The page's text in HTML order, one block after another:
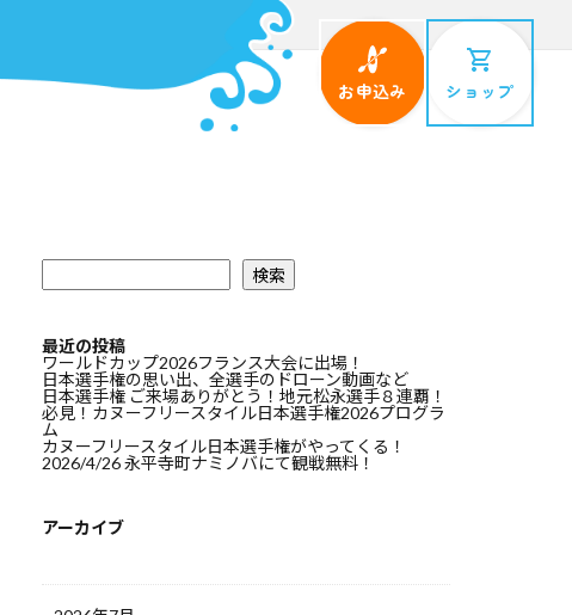
お申込み ショップ
検索
最近の投稿
ワールドカップ2026フランス大会に出場！
日本選手権の思い出、全選手のドローン動画など
日本選手権 ご来場ありがとう！地元松永選手８連覇！
必見！カヌーフリースタイル日本選手権2026プログラ
ム
カヌーフリースタイル日本選手権がやってくる！
2026/4/26 永平寺町ナミノバにて観戦無料！
アーカイブ